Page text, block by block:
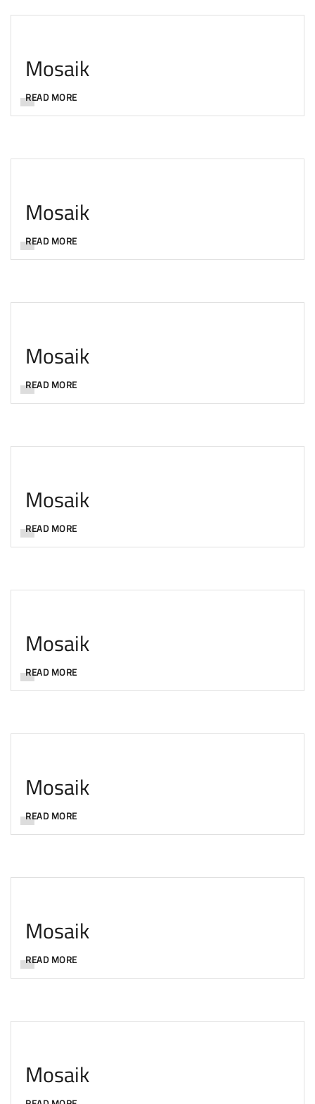
Mosaik
READ MORE
Mosaik
READ MORE
Mosaik
READ MORE
Mosaik
READ MORE
Mosaik
READ MORE
Mosaik
READ MORE
Mosaik
READ MORE
Mosaik